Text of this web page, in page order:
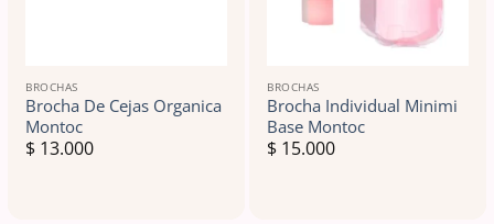
BROCHAS
Brocha De Cejas Organica
Montoc
$ 13.000
BROCHAS
Brocha Individual Minimi
Base Montoc
$ 15.000